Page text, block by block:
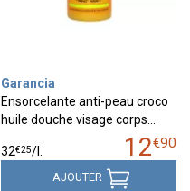
Garancia
Ensorcelante anti-peau croco
huile douche visage corps…
12€90
32€25/
AJOUTER